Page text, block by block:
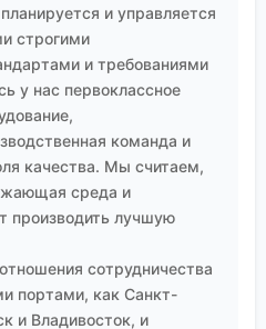
в R&D именно в
и, что
прозрачные и
В конечном счёте,
а самого
партнёра. А
разговорах об
останутся тем
стоит добрая половина
и управляется
строгими
и требованиями
у нас первоклассное
команда и
качества. Мы считаем,
среда и
производить лучшую
сотрудничества
портами, как Санкт-
и Владивосток, и